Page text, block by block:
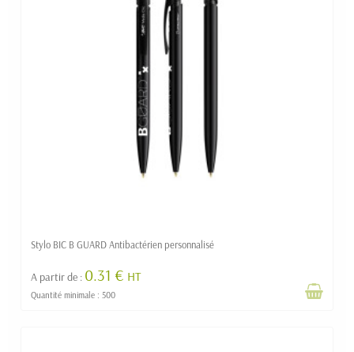
Stylo BIC B GUARD Antibactérien personnalisé
A partir de : 0.31 € HT
Quantité minimale : 500